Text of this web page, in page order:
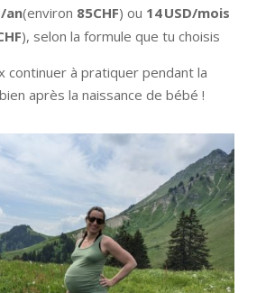
an(environ 85CHF) ou 14 USD/mois
), selon la formule que tu choisis
continuer à pratiquer pendant la
après la naissance de bébé !